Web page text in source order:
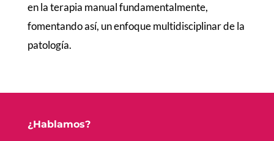
en la terapia manual fundamentalmente,
fomentando así, un enfoque multidisciplinar de la
patología.
¿Hablamos?